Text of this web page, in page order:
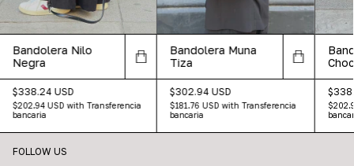
Bandolera Nilo
Negra
$338.24 USD
$202.94 USDwith Transferencia
bancaria
Bandolera Muna
Tiza
$302.94 USD
$181.76 USDwith Transferencia
bancaria
FOLLOW US